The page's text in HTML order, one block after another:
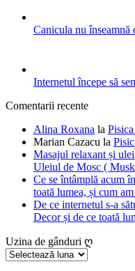
Canicula nu înseamnă
Internetul începe să
Comentarii recente
Alina Roxana la
Marian Cazacu la
Masajul relaxant și
Uleiul de Mosc (
Ce se întâmplă acum
toată lumea, și cum
De ce internetul s-a
Decor și de ce toată
Uzina de gânduri ღ
Uzina